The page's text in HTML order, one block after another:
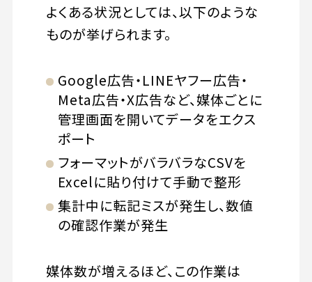
よくある状況としては、以下のような
ものが挙げられます。
Google広告・LINEヤフー広告・
Meta広告・X広告など、媒体ごとに
管理画面を開いてデータをエクス
ポート
フォーマットがバラバラなCSVを
Excelに貼り付けて手動で整形
集計中に転記ミスが発生し、数値
の確認作業が発生
媒体数が増えるほど、この作業は